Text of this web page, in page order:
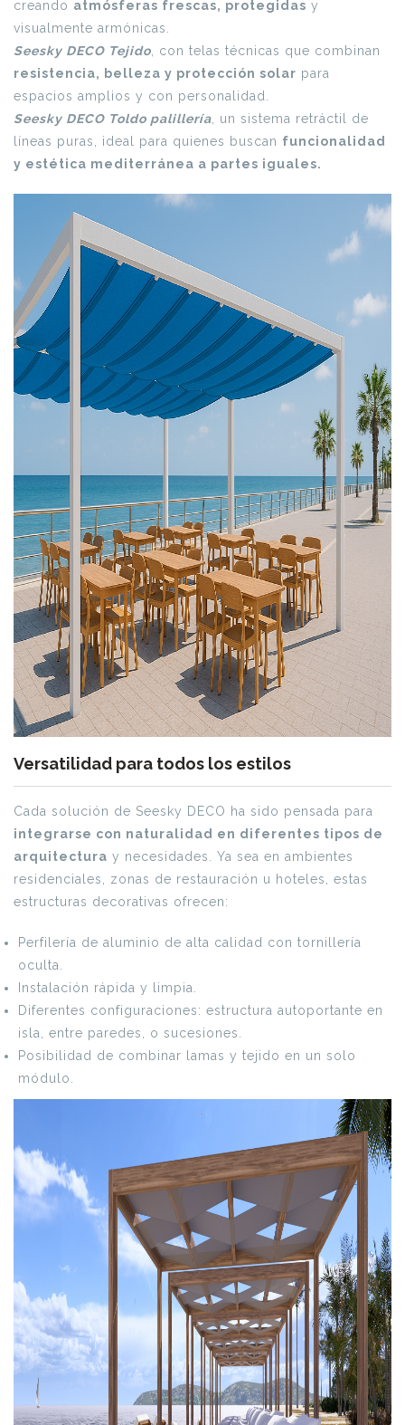
creando atmósferas frescas, protegidas y
visualmente armónicas.
Seesky DECO Tejido , con telas técnicas que combinan
resistencia, belleza y protección solar para
espacios amplios y con personalidad.
Seesky DECO Toldo palillería , un sistema retráctil de
líneas puras, ideal para quienes buscan funcionalidad
y estética mediterránea a partes iguales.
Versatilidad para todos los estilos
Cada solución de Seesky DECO ha sido pensada para
integrarse con naturalidad en diferentes tipos de
arquitectura y necesidades. Ya sea en ambientes
residenciales, zonas de restauración u hoteles, estas
estructuras decorativas ofrecen:
Perfilería de aluminio de alta calidad con tornillería
oculta.
Instalación rápida y limpia.
Diferentes configuraciones: estructura autoportante en
isla, entre paredes, o sucesiones.
Posibilidad de combinar lamas y tejido en un solo
módulo.